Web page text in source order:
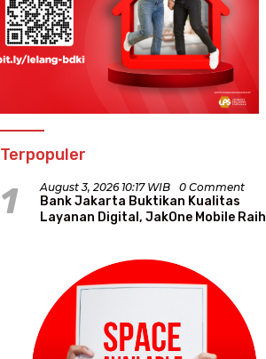
Terpopuler
1 August 3, 2026 10:17 WIB 0 Comment
Bank Jakarta Buktikan Kualitas
Layanan Digital, JakOne Mobile Raih